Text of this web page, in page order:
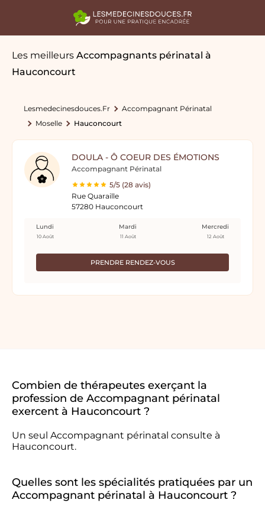
Les meilleurs Accompagnants périnatal à
Hauconcourt
Lesmedecinesdouces.fr
Accompagnant Périnatal
Moselle
Hauconcourt
DOULA - Ô COEUR DES ÉMOTIONS
Accompagnant Périnatal
5/5 (28 avis)
Rue Quaraille
57280 Hauconcourt
PRENDRE RENDEZ-VOUS
Lundi
10 Août
Mardi
11 Août
Mercredi
12 Août
Combien de thérapeutes exerçant la
profession de Accompagnant périnatal
exercent à Hauconcourt ?
Un seul Accompagnant périnatal consulte à
Hauconcourt.
Quelles sont les spécialités pratiquées par un
Accompagnant périnatal à Hauconcourt ?